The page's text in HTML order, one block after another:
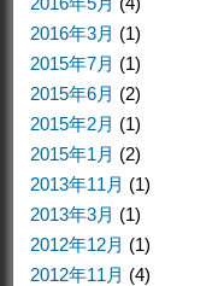
2016年3月 (1)
2015年7月 (1)
2015年6月 (2)
2015年2月 (1)
2015年1月 (2)
2013年11月 (1)
2013年3月 (1)
2012年12月 (1)
2012年11月 (4)